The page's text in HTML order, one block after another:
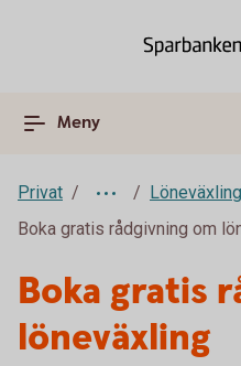
Meny
Privat
Löneväxling
Boka gratis rådgivning om
Boka gratis
löneväxling